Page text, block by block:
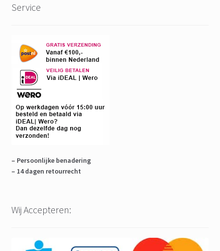
Service
– Persoonlijke benadering
– 14 dagen retourrecht
Wij Accepteren: